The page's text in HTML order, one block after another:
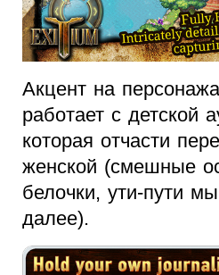
Акцент на
работает с детской
которая отчасти
женской (смешные
белочки, ути-пути
далее).